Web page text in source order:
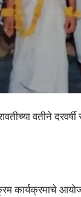
वतीने
कार्यक्रमाचे